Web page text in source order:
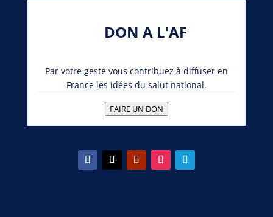
DON A L'AF
Par votre geste vous contribuez à diffuser en
France les idées du salut national.
FAIRE UN DON